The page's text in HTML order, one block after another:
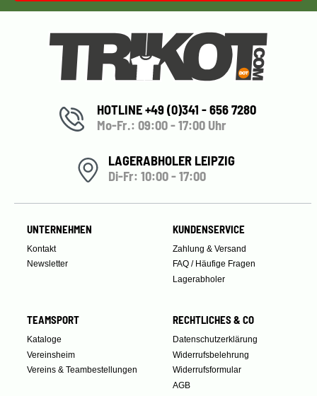
HOTLINE +49 (0)341 - 656 7280
Mo-Fr.: 09:00 - 17:00 Uhr
LAGERABHOLER LEIPZIG
Di-Fr: 10:00 - 17:00
UNTERNEHMEN
Kontakt
Newsletter
KUNDENSERVICE
Zahlung & Versand
FAQ / Häufige Fragen
Lagerabholer
TEAMSPORT
Kataloge
Vereinsheim
Vereins & Teambestellungen
RECHTLICHES & CO
Datenschutzerklärung
Widerrufsbelehrung
Widerrufsformular
AGB